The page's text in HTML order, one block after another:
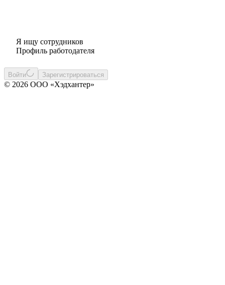
Я ищу сотрудников
Профиль работодателя
Войти Зарегистрироваться
© 2026 ООО «Хэдхантер»